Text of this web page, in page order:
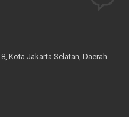
Kota Jakarta Selatan, Daerah